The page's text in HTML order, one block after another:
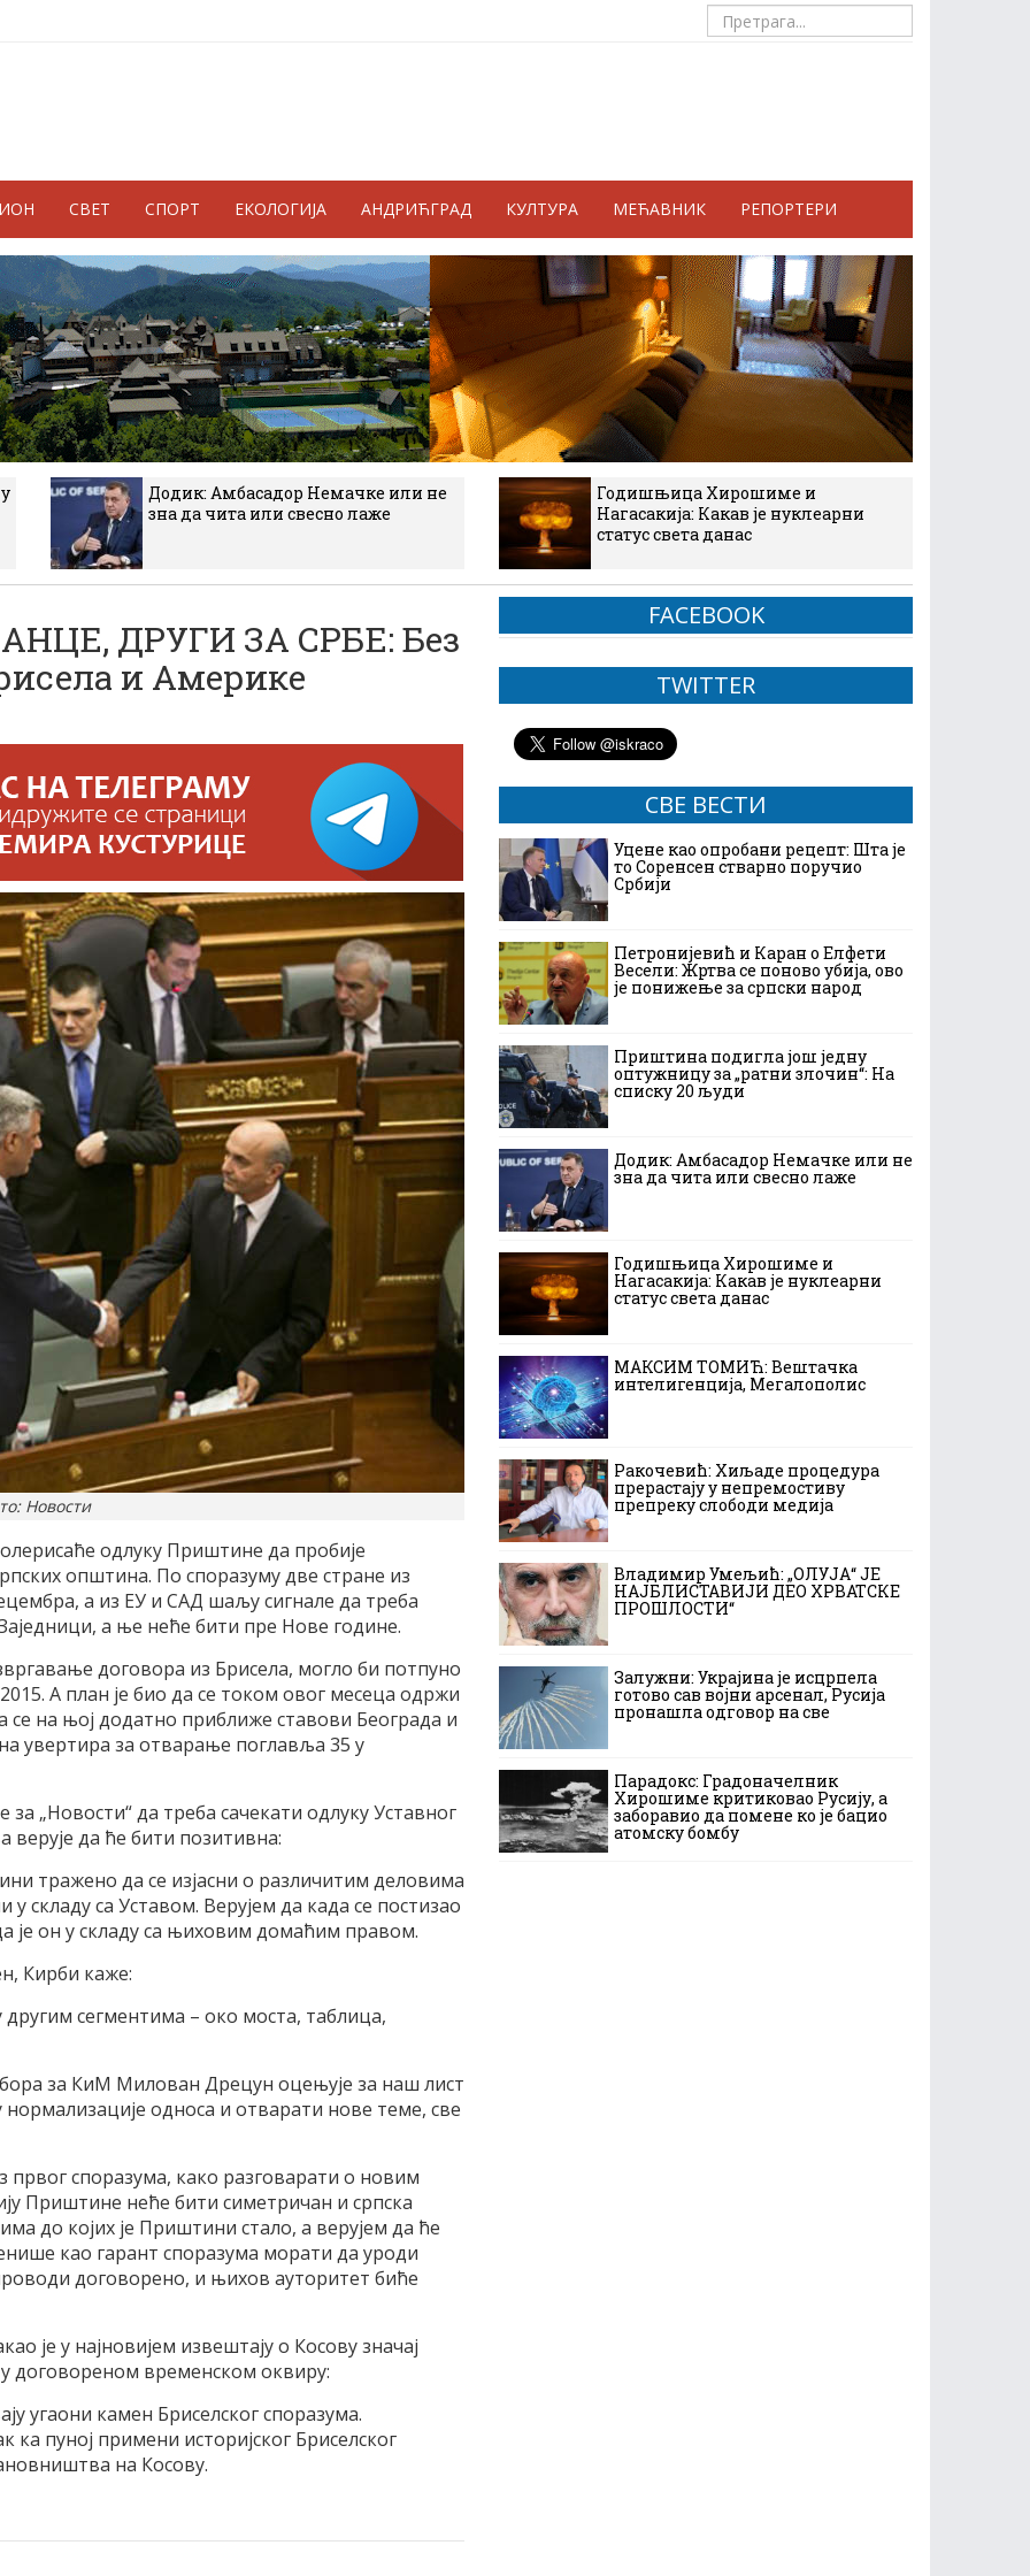
СВЕТ СПОРТ ЕКОЛОГИЈА АНДРИЋГРАД КУЛТУРА МЕЋАВНИК РЕПОРТЕРИ
Додик: Амбасадор Немачке или не
зна да чита или свесно лаже
Годишњица Хирошиме и
Нагасакија: Какав је нуклеарни
статус света данас
ДРУГИ ЗА СРБЕ: Без
и Америке
Новости
одлуку Приштине да пробије
општина. По споразуму две стране из
а из ЕУ и САД шаљу сигнале да треба
а ње неће бити пре Нове године.
договора из Брисела, могло би потпуно
А план је био да се током овог месеца одржи
се на њој додатно приближе ставови Београда и
увертира за отварање поглавља 35 у
„Новости“ да треба сачекати одлуку Уставног
верује да ће бити позитивна:
тражено да се изјасни о различитим деловима
у складу са Уставом. Верујем да када се постизао
је он у складу са њиховим домаћим правом.
Кирби каже:
сегментима – око моста, таблица,
за КиМ Милован Дрецун оцењује за наш лист
односа и отварати нове теме, све
споразума, како разговарати о новим
Приштине неће бити симетричан и српска
до којих је Приштини стало, а верујем да ће
као гарант споразума морати да уроди
договорено, и њихов ауторитет биће
је у најновијем извештају о Косову значај
договореном временском оквиру:
угаони камен Бриселског споразума.
пуној примени историјског Бриселског
на Косову.
FACEBOOK
TWITTER
СВЕ ВЕСТИ
Уцене као опробани рецепт: Шта је
то Соренсен стварно поручио
Србији
Петронијевић и Каран о Елфети
Весели: Жртва се поново убија, ово
је понижење за српски народ
Приштина подигла још једну
оптужницу за „ратни злочин“: На
списку 20 људи
Додик: Амбасадор Немачке или не
зна да чита или свесно лаже
Годишњица Хирошиме и
Нагасакија: Какав је нуклеарни
статус света данас
МАКСИМ ТОМИЋ: Вештачка
интелигенција, Мегалополис
Ракочевић: Хиљаде процедура
прерастају у непремостиву
препреку слободи медија
Владимир Умељић: „ОЛУЈА“ ЈЕ
НАЈБЛИСТАВИЈИ ДЕО ХРВАТСКЕ
ПРОШЛОСТИ“
Залужни: Украјина је исцрпела
готово сав војни арсенал, Русија
пронашла одговор на све
Парадокс: Градоначелник
Хирошиме критиковао Русију, а
заборавио да помене ко је бацио
атомску бомбу